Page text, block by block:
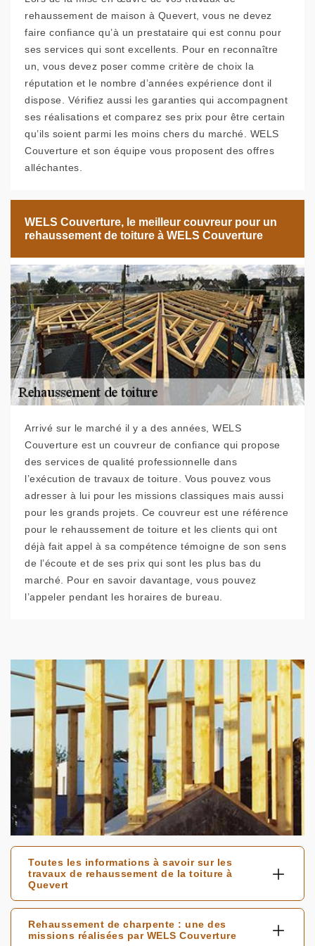
rehaussement de maison à Quevert, vous ne devez
faire confiance qu’à un prestataire qui est connu pour
ses services qui sont excellents. Pour en reconnaître
un, vous devez poser comme critère de choix la
réputation et le nombre d’années expérience dont il
dispose. Vérifiez aussi les garanties qui accompagnent
ses réalisations et comparez ses prix pour être certain
qu’ils soient parmi les moins chers du marché. WELS
Couverture et son équipe vous proposent des offres
alléchantes.
WELS Couverture, le meilleur couvreur pour un
rehaussement de toiture à WELS Couverture
Arrivé sur le marché il y a des années, WELS
Couverture est un couvreur de confiance qui propose
des services de qualité professionnelle dans
l’exécution de travaux de toiture. Vous pouvez vous
adresser à lui pour les missions classiques mais aussi
pour les grands projets. Ce couvreur est une référence
pour le rehaussement de toiture et les clients qui ont
déjà fait appel à sa compétence témoigne de son sens
de l’écoute et de ses prix qui sont les plus bas du
marché. Pour en savoir davantage, vous pouvez
l’appeler pendant les horaires de bureau.
Toutes les informations à savoir sur les
travaux de rehaussement de la toiture à
Quevert
Rehaussement de charpente : une des
missions réalisées par WELS Couverture